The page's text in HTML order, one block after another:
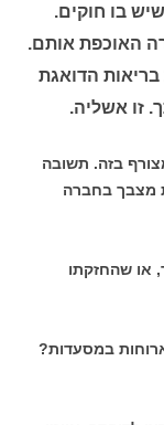
בו חוקים.
האוכפת אותם.
הדואגת
זו אשליה.
בזה. תשובה
בחברה
שהחזקתו
במסעדות?